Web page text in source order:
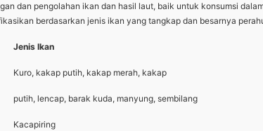
dan pengolahan ikan dan hasil laut, baik untuk konsumsi
berdasarkan jenis ikan yang tangkap dan besarnya
Jenis Ikan
Kuro, kakap putih, kakap merah, kakap
putih, lencap, barak kuda, manyung, sembilang
Kacapiring